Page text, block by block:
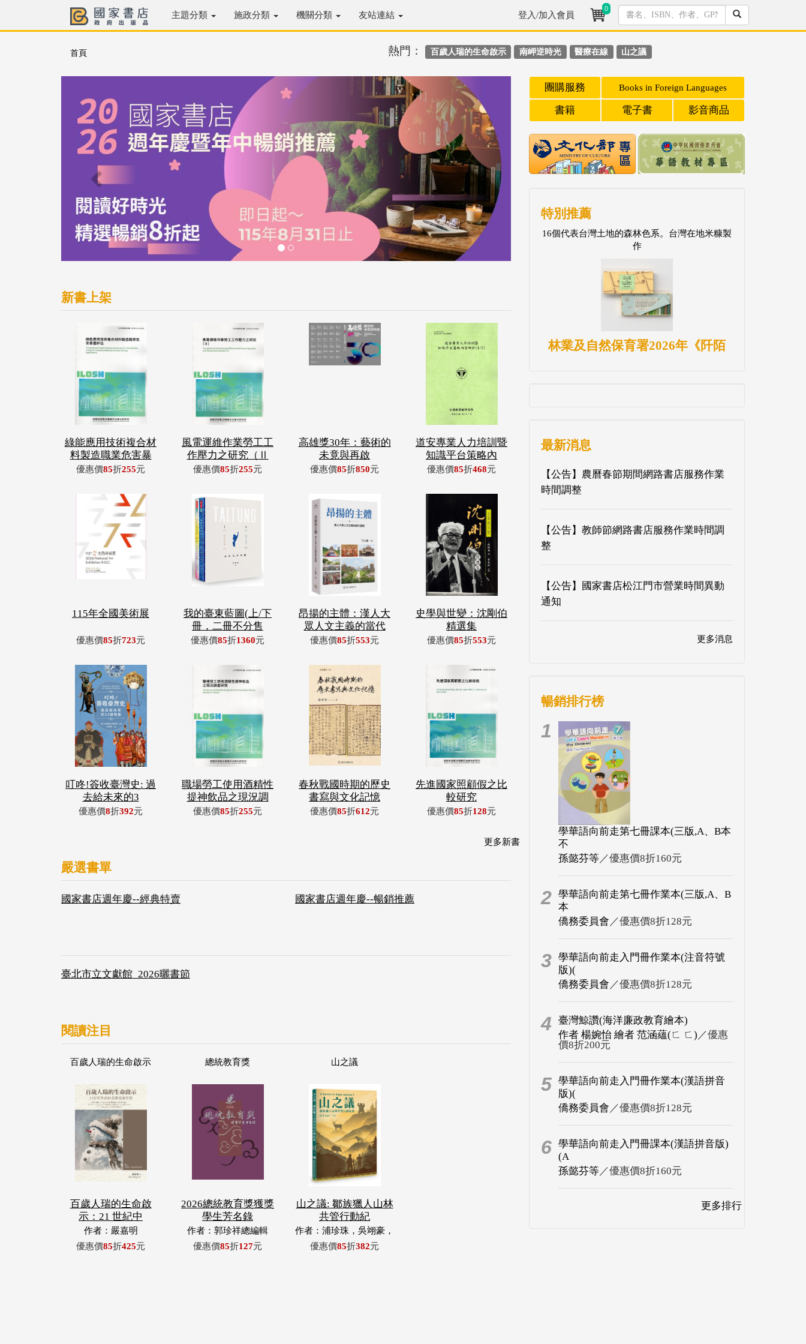
主題分類 施政分類 機關分類 友站連結 登入/加入會員
0
首頁 熱門： 百歲人瑞的生命啟示 南岬逆時光 醫療在線 山之議
新書上架
綠能應用技術複合材
料製造職業危害暴
優惠價85折255元
風電運維作業勞工工
作壓力之研究（Ⅱ
優惠價85折255元
高雄獎30年：藝術的
未竟與再啟
優惠價85折850元
道安專業人力培訓暨
知識平台策略內
優惠價85折468元
115年全國美術展
優惠價85折723元
我的臺東藍圖(上/下
冊，二冊不分售
優惠價85折1360元
昂揚的主體：漢人大
眾人文主義的當代
優惠價85折553元
史學與世變：沈剛伯
精選集
優惠價85折553元
叮咚!簽收臺灣史: 過
去給未來的3
優惠價8折392元
職場勞工使用酒精性
提神飲品之現況調
優惠價85折255元
春秋戰國時期的歷史
書寫與文化記憶
優惠價85折612元
先進國家照顧假之比
較研究
優惠價85折128元
更多新書
嚴選書單
國家書店週年慶--經典特賣 國家書店週年慶--暢銷推薦
臺北市立文獻館_2026曬書節
閱讀注目
百歲人瑞的生命啟示
百歲人瑞的生命啟
示：21 世紀中
作者：嚴嘉明
優惠價85折425元
總統教育獎
2026總統教育獎獲獎
學生芳名錄
作者：郭珍祥總編輯
優惠價85折127元
山之議
山之議: 鄒族獵人山林
共管行動紀
作者：浦珍珠，吳翊豪，
呂翊齊，張惠東，許玉
優惠價85折382元
團購服務 Books in Foreign Languages
書籍 電子書 影音商品
特別推薦
16個代表台灣土地的森林色系。台灣在地米糠製
作
林業及自然保育署2026年《阡陌
最新消息
【公告】農曆春節期間網路書店服務作業
時間調整
【公告】教師節網路書店服務作業時間調
整
【公告】國家書店松江門市營業時間異動
通知
更多消息
暢銷排行榜
1
學華語向前走第七冊課本(三版,A、B本
不
孫懿芬等／優惠價8折160元
2 學華語向前走第七冊作業本(三版,A、B
本
僑務委員會 ／優惠價8折128元
3 學華語向前走入門冊作業本(注音符號
版)(
僑務委員會 ／優惠價8折128元
4
臺灣鯨讚(海洋廉政教育繪本)
作者 楊婉怡 繪者 范涵蘊(ㄈ ㄈ) ／優惠
價8折200元
5 學華語向前走入門冊作業本(漢語拼音
版)(
僑務委員會 ／優惠價8折128元
6 學華語向前走入門冊課本(漢語拼音版)
(A
孫懿芬等／優惠價8折160元
更多排行